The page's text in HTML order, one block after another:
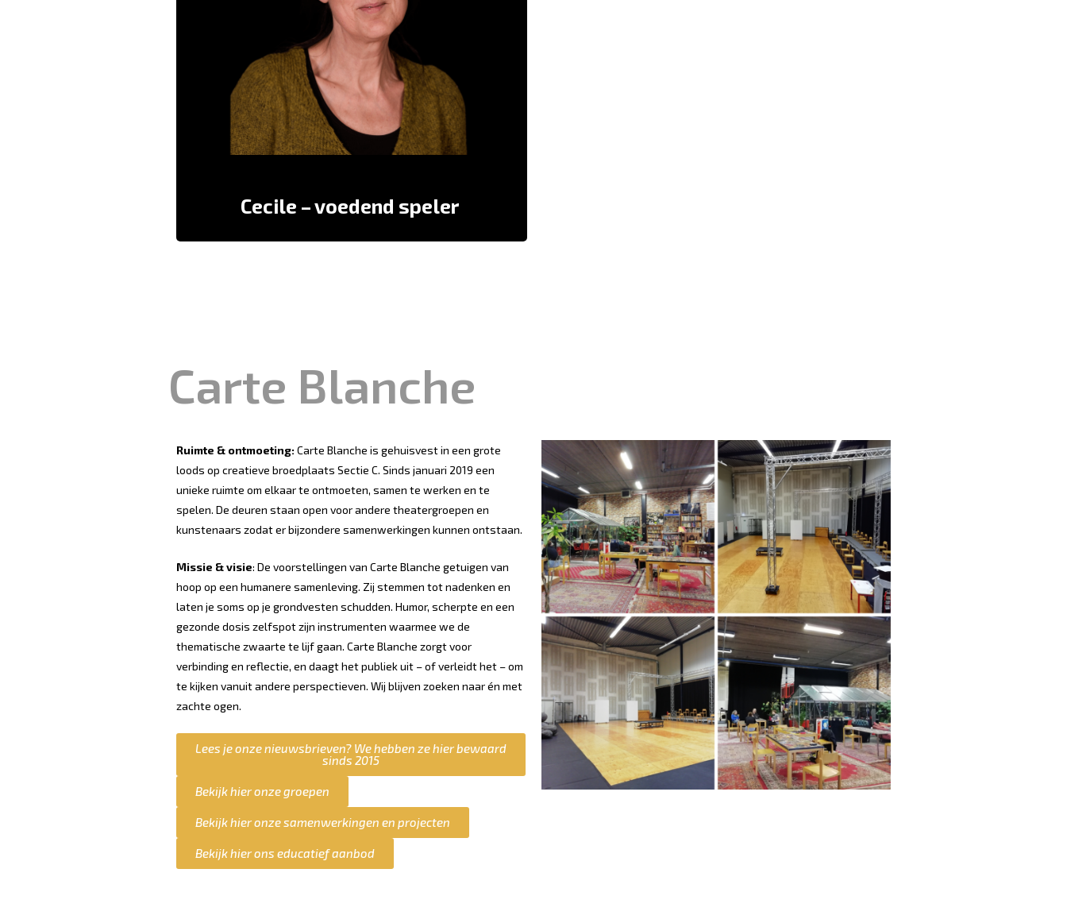
Cecile – voedend speler
“Pasten we allemaal maar in jouw auto, dan gingen we
Gerard
Carte Blanche
Ruimte & ontmoeting:Carte Blanche is gehuisvest in een grote
loods op creatieve broedplaats Sectie C. Sinds januari 2019 een
unieke ruimte om elkaar te ontmoeten, samen te werken en te
spelen. De deuren staan open voor andere theatergroepen en
kunstenaars zodat er bijzondere samenwerkingen kunnen ontstaan.
Missie & visie: De voorstellingen van Carte Blanche getuigen van
hoop op een humanere samenleving. Zij stemmen tot nadenken en
laten je soms op je grondvesten schudden. Humor, scherpte en een
gezonde dosis zelfspot zijn instrumenten waarmee we de
thematische zwaarte te lijf gaan. Carte Blanche zorgt voor
verbinding en reflectie, en daagt het publiek uit – of verleidt het – om
te kijken vanuit andere perspectieven. Wij blijven zoeken naar én met
zachte ogen.
Lees je onze nieuwsbrieven? We hebben ze hier bewaard
sinds 2015
Bekijk hier onze groepen
Bekijk hier onze samenwerkingen en projecten
Bekijk hier ons educatief aanbod